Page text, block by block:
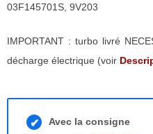
03F145701S, 9V203
IMPORTANT : turbo livré
décharge électrique (voir
Avec la consigne